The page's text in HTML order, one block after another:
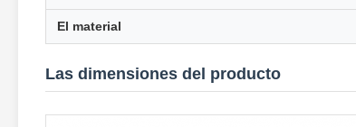
El material
Las dimensiones del producto